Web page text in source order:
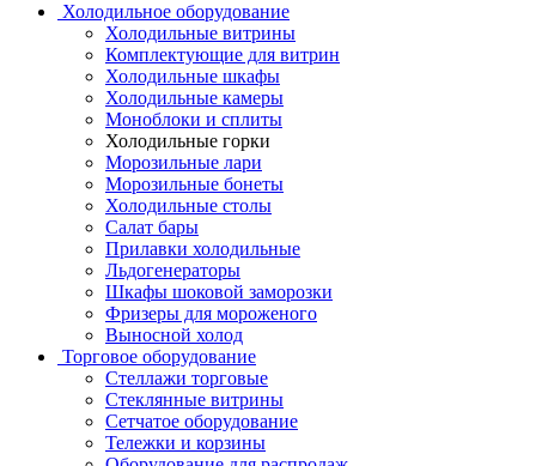
Холодильное оборудование
Холодильные витрины
Комплектующие для витрин
Холодильные шкафы
Холодильные камеры
Моноблоки и сплиты
Холодильные горки
Морозильные лари
Морозильные бонеты
Холодильные столы
Салат бары
Прилавки холодильные
Льдогенераторы
Шкафы шоковой заморозки
Фризеры для мороженого
Выносной холод
Торговое оборудование
Стеллажи торговые
Стеклянные витрины
Сетчатое оборудование
Тележки и корзины